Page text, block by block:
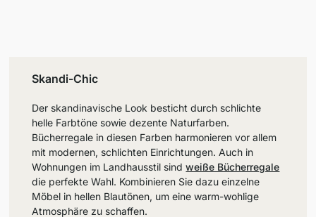
Skandi-Chic
Der skandinavische Look besticht durch schlichte
helle Farbtöne sowie dezente Naturfarben.
Bücherregale in diesen Farben harmonieren vor allem
mit modernen, schlichten Einrichtungen. Auch in
Wohnungen im Landhausstil sindweiße Bücherregale
die perfekte Wahl. Kombinieren Sie dazu einzelne
Möbel in hellen Blautönen, um eine warm-wohlige
Atmosphäre zu schaffen.